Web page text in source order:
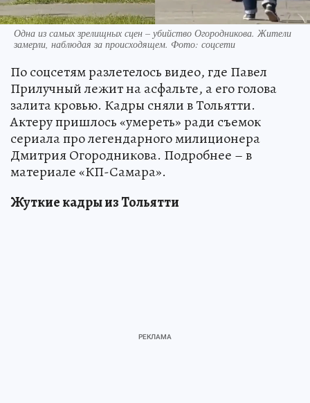
Одна из самых зрелищных сцен – убийство Огородникова. Жители
замерли, наблюдая за происходящем. Фото: соцсети
По соцсетям разлетелось видео, где Павел
Прилучный лежит на асфальте, а его голова
залита кровью. Кадры сняли в Тольятти.
Актеру пришлось «умереть» ради съемок
сериала про легендарного милиционера
Дмитрия Огородникова. Подробнее – в
материале «КП-Самара».
Жуткие кадры из Тольятти